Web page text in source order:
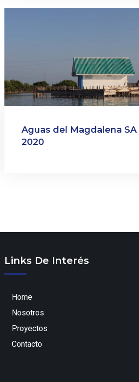
Aguas del Magdalena SA
2020
Links De Interés
Home
Nosotros
Proyectos
Contacto